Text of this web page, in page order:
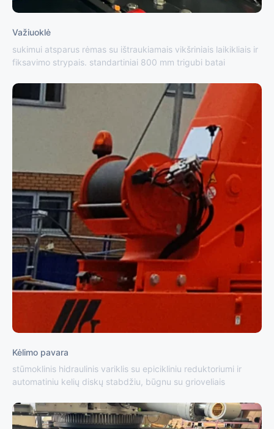
Važiuoklė
sukimui atsparus rėmas su ištraukiamais vikšriniais laikikliais ir
fiksavimo strypais. standartiniai 800 mm trigubi batai
Kėlimo pavara
stūmoklinis hidraulinis variklis su epicikliniu reduktoriumi ir
automatiniu kelių diskų stabdžiu, būgnu su grioveliais